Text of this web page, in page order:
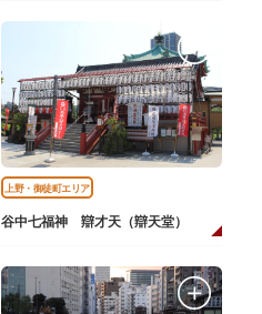
上野・御徒町エリア
谷中七福神 辯才天（辯天堂）